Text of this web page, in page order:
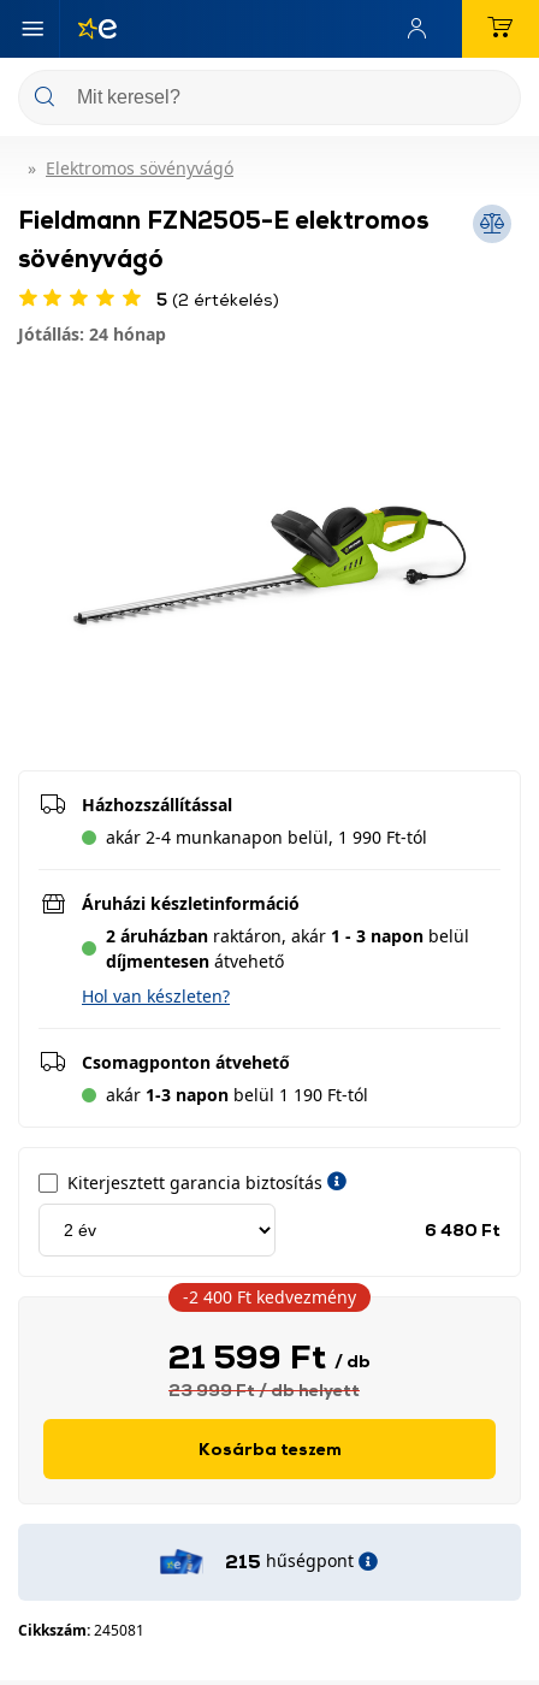
Elektromos sövényvágó
Fieldmann FZN2505-E elektromos
sövényvágó
5 (2 értékelés)
Jótállás: 24 hónap
Házhozszállítással
akár 2-4 munkanapon belül, 1 990 Ft-tól
Áruházi készletinformáció
2 áruházban raktáron, akár 1 - 3 napon belül
díjmentesen átvehető
Hol van készleten?
Csomagponton átvehető
akár 1-3 napon belül 1 190 Ft-tól
Kiterjesztett garancia biztosítás
6 480 Ft
21 599 Ft / db
23 999 Ft/ dbhelyett
Kosárba teszem
-2 400 Ft kedvezmény
215 hűségpont
Cikkszám:245081